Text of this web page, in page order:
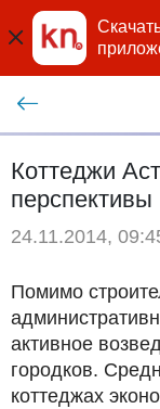
Коттеджи
перспективы
24.11.2014,
Помимо
активное
городков.
коттеджах